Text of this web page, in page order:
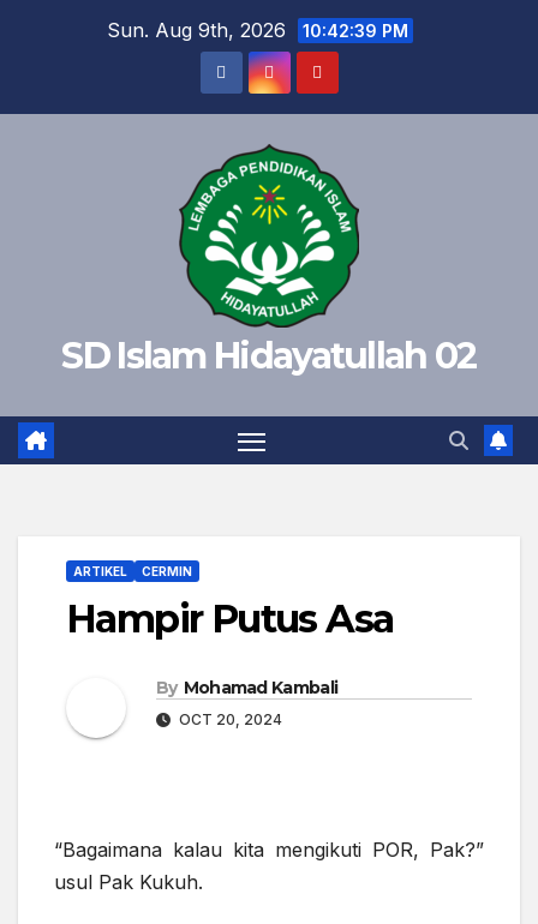
Sun. Aug 9th, 2026 10:42:40 PM
SD Islam Hidayatullah 02
ARTIKEL CERMIN
Hampir Putus Asa
By Mohamad Kambali
OCT 20, 2024
“Bagaimana kalau kita mengikuti POR, Pak?”
usul Pak Kukuh.